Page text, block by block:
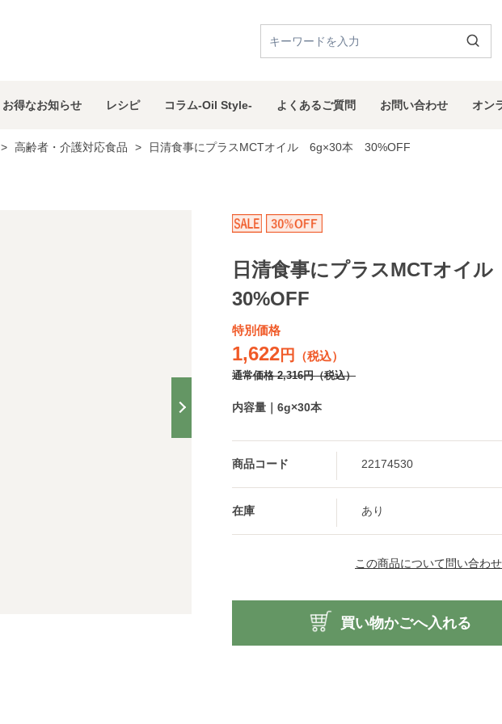
お得なお知らせ レシピ コラム-Oil Style- よくあるご質問 お問い合わせ オン
> 高齢者・介護対応食品 > 日清食事にプラスMCTオイル 6g×30本 30%OFF
内容量｜6g×30本
日清食事にプラスMCTオイ
30%OFF
特別価格
1,622円 （税込）
通常価格2,316円（税込）
商品コード 22174530
在庫 あり
買い物かごへ入れる
この商品について問い合わ